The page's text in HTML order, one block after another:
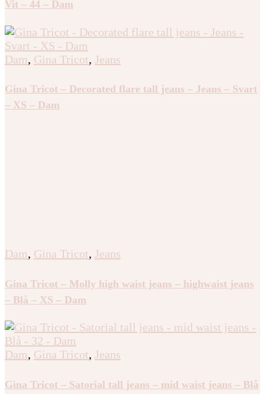
Vit – 44 – Dam
Dam, Gina Tricot, Jeans
Gina Tricot – Decorated flare tall jeans – Jeans – Svart
– XS – Dam
Dam, Gina Tricot, Jeans
Gina Tricot – Molly high waist jeans – highwaist jeans
– Blå – XS – Dam
Dam, Gina Tricot, Jeans
Gina Tricot – Satorial tall jeans – mid waist jeans – Blå